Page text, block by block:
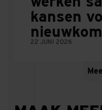
kansen
22 JUNI 2026